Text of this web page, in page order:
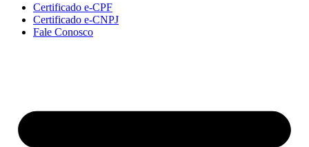
Certificado e-CPF
Certificado e-CNPJ
Fale Conosco